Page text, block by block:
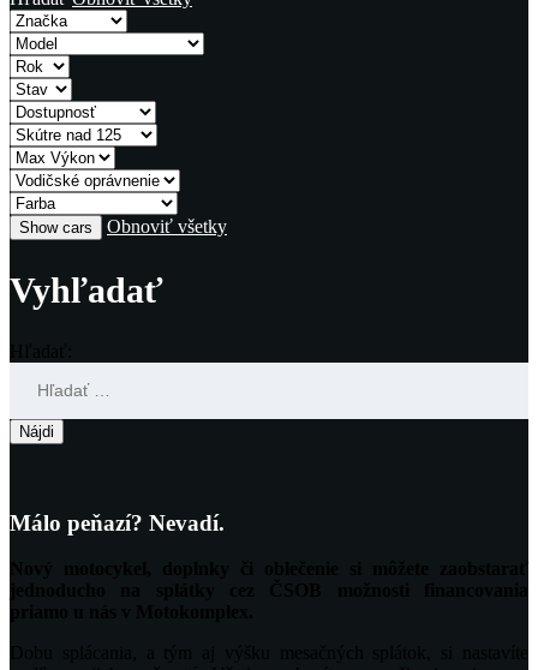
Obnoviť všetky
Vyhľadať
Málo peňazí? Nevadí.